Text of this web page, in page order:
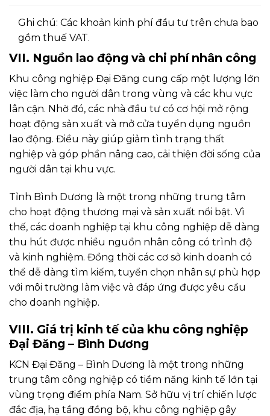
Ghi chú: Các khoản kinh phí đầu tư trên chưa bao
gồm thuế VAT.
VII. Nguồn lao động và chi phí nhân công
Khu công nghiệp Đại Đăng cung cấp một lượng lớn
việc làm cho người dân trong vùng và các khu vực
lân cận. Nhờ đó, các nhà đầu tư có cơ hội mở rộng
hoạt động sản xuất và mở cửa tuyển dụng nguồn
lao động. Điều này giúp giảm tình trạng thất
nghiệp và góp phần nâng cao, cải thiện đời sống của
người dân tại khu vực.
Tỉnh Bình Dương là một trong những trung tâm
cho hoạt động thương mại và sản xuất nổi bật. Vì
thế, các doanh nghiệp tại khu công nghiệp dễ dàng
thu hút được nhiều nguồn nhân công có trình độ
và kinh nghiệm. Đồng thời các cơ sở kinh doanh có
thể dễ dàng tìm kiếm, tuyển chọn nhân sự phù hợp
với môi trường làm việc và đáp ứng được yêu cầu
cho doanh nghiệp.
VIII. Giá trị kinh tế của khu công nghiệp
Đại Đăng – Bình Dương
KCN Đại Đăng – Bình Dương là một trong những
trung tâm công nghiệp có tiềm năng kinh tế lớn tại
vùng trọng điểm phía Nam. Sở hữu vị trí chiến lược
đắc địa, hạ tầng đồng bộ, khu công nghiệp gây